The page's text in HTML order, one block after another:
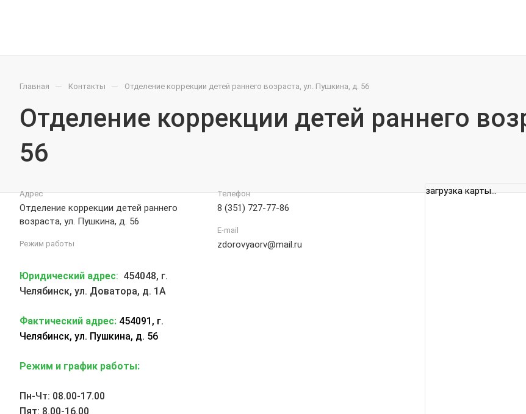
Главная — Контакты — Отделение коррекции детей раннего возраста, ул. Пушкина, д. 56
Отделение коррекции детей раннего
56
Адрес
Отделение коррекции детей раннего
возраста, ул. Пушкина, д. 56
Режим работы
Юридический адрес: 454048, г.
Челябинск, ул. Доватора, д. 1А
Фактический адрес: 454091, г.
Челябинск, ул. Пушкина, д. 56
Режим и график работы:
Пн-Чт: 08.00-17.00
Пят: 8.00-16.00
Телефон
8 (351) 727-77-86
E-mail
zdorovyaorv@mail.ru
загрузка карты...